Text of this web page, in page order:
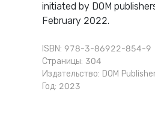
initiated by DOM
February 2022.
ISBN: 978-3-86922-854-9
Страницы: 304
Издательство: DOM
Год: 2023